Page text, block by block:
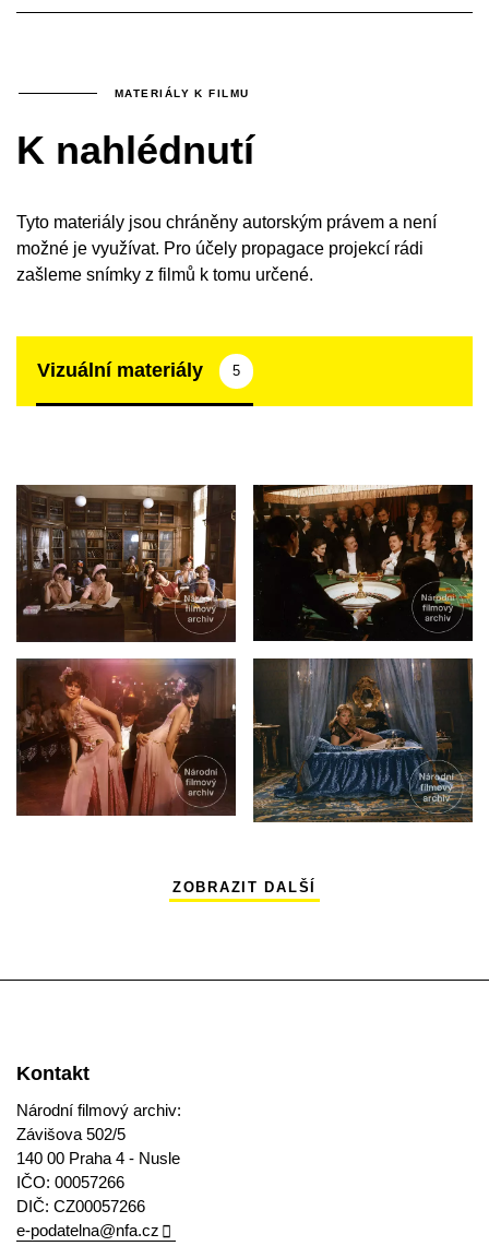
MATERIÁLY K FILMU
K nahlédnutí
Tyto materiály jsou chráněny autorským právem a není
možné je využívat. Pro účely propagace projekcí rádi
zašleme snímky z filmů k tomu určené.
Vizuální materiály 5
ZOBRAZIT DALŠÍ
Kontakt
Národní filmový archiv:
Závišova 502/5
140 00 Praha 4 - Nusle
IČO: 00057266
DIČ: CZ00057266
e-podatelna@nfa.cz